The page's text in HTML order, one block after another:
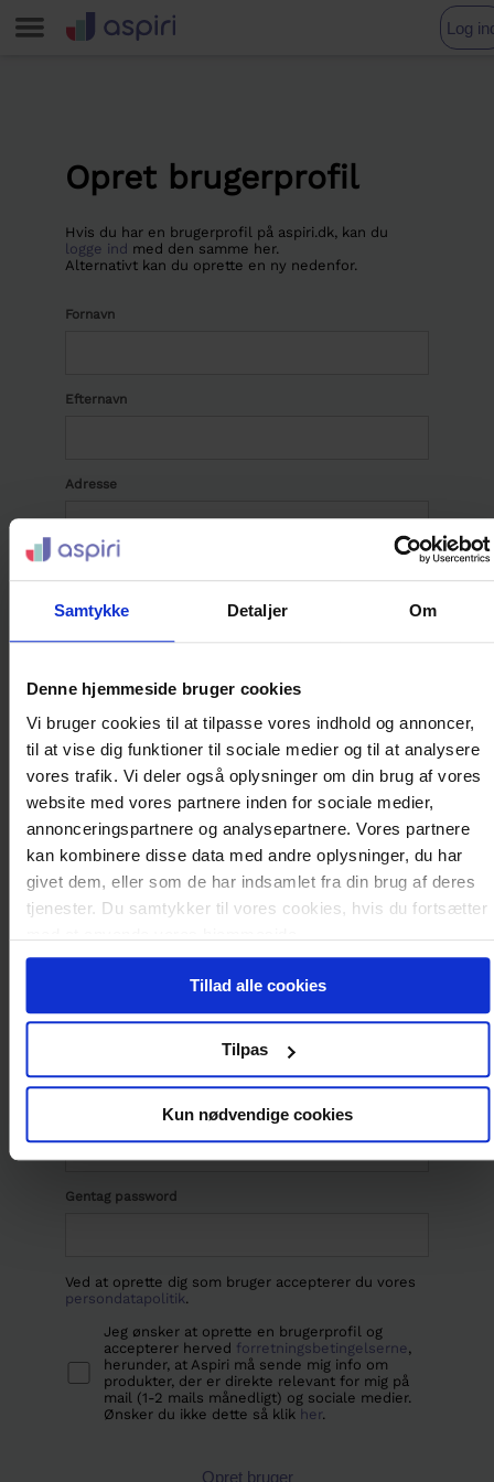
Samtykke Detaljer Om
Denne hjemmeside bruger cookies
Vi bruger cookies til at tilpasse vores indhold og annoncer,
til at vise dig funktioner til sociale medier og til at analysere
vores trafik. Vi deler også oplysninger om din brug af vores
website med vores partnere inden for sociale medier,
annonceringspartnere og analysepartnere. Vores partnere
kan kombinere disse data med andre oplysninger, du har
givet dem, eller som de har indsamlet fra din brug af deres
tjenester. Du samtykker til vores cookies, hvis du fortsætter
Tillad alle cookies
Tilpas
Kun nødvendige cookies
Log
Opret brugerprofil
Hvis du har en brugerprofil på aspiri.dk, kan du
logge ind med den samme her.
Alternativt kan du oprette en ny nedenfor.
Fornavn
Efternavn
Adresse
Mobiltelefon
E-mail
Gentag password
Ved at oprette dig som bruger accepterer du vores
persondatapolitik.
Jeg ønsker at oprette en brugerprofil og
accepterer herved forretningsbetingelserne,
herunder, at Aspiri må sende mig info om
produkter, der er direkte relevant for mig på
mail (1-2 mails månedligt) og sociale medier.
Ønsker du ikke dette så klik her.
Opret bruger